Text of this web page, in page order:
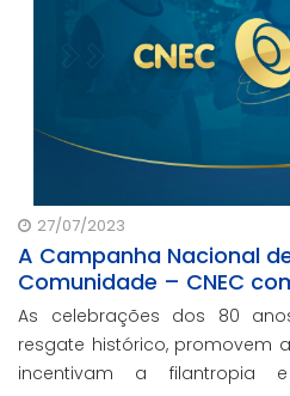
27/07/2023
A Campanha Nacional
Comunidade – CNEC
As celebrações dos 80
resgate histórico, promovem
incentivam a filantropia